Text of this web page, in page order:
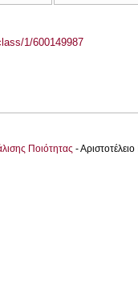
1/600149987
Ποιότητας -